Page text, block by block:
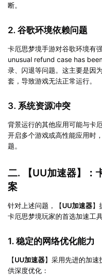
断。
2. 谷歌环境依赖问题
卡厄思梦境手游对谷歌环境有
unusual refund case has
录、闪退等问题。这主要是因
套，导致游戏无法正常运行。
3. 系统资源冲突
背景运行的其他应用可能与卡
开启多个游戏或高性能应用时
题。
二. 【UU加速器】：
案
针对上述问题，【UU加速器】
卡厄思梦境玩家的首选加速工具
1. 稳定的网络优化能力
【UU加速器】采用先进的加
供深度优化：